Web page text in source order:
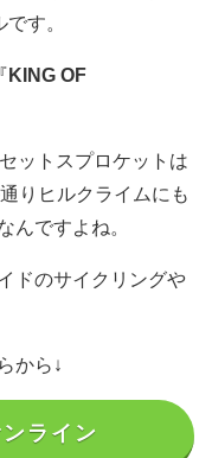
す。
KING OF
セットスプロケットは
りヒルクライムにも
んですよね。
ドのサイクリングや
から↓
ライン